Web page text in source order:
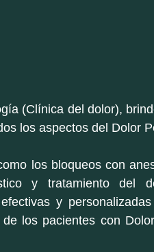
(Clínica del dolor),
los aspectos del Dolor
los bloqueos con
y tratamiento del
y
los pacientes con